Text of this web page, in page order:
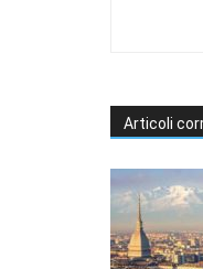
Articoli